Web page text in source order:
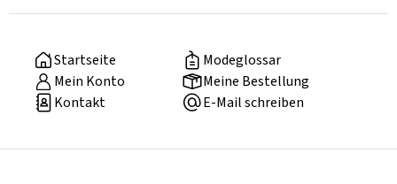
Startseite
Modeglossar
Mein Konto
Meine Bestellung
Kontakt
E-Mail schreiben